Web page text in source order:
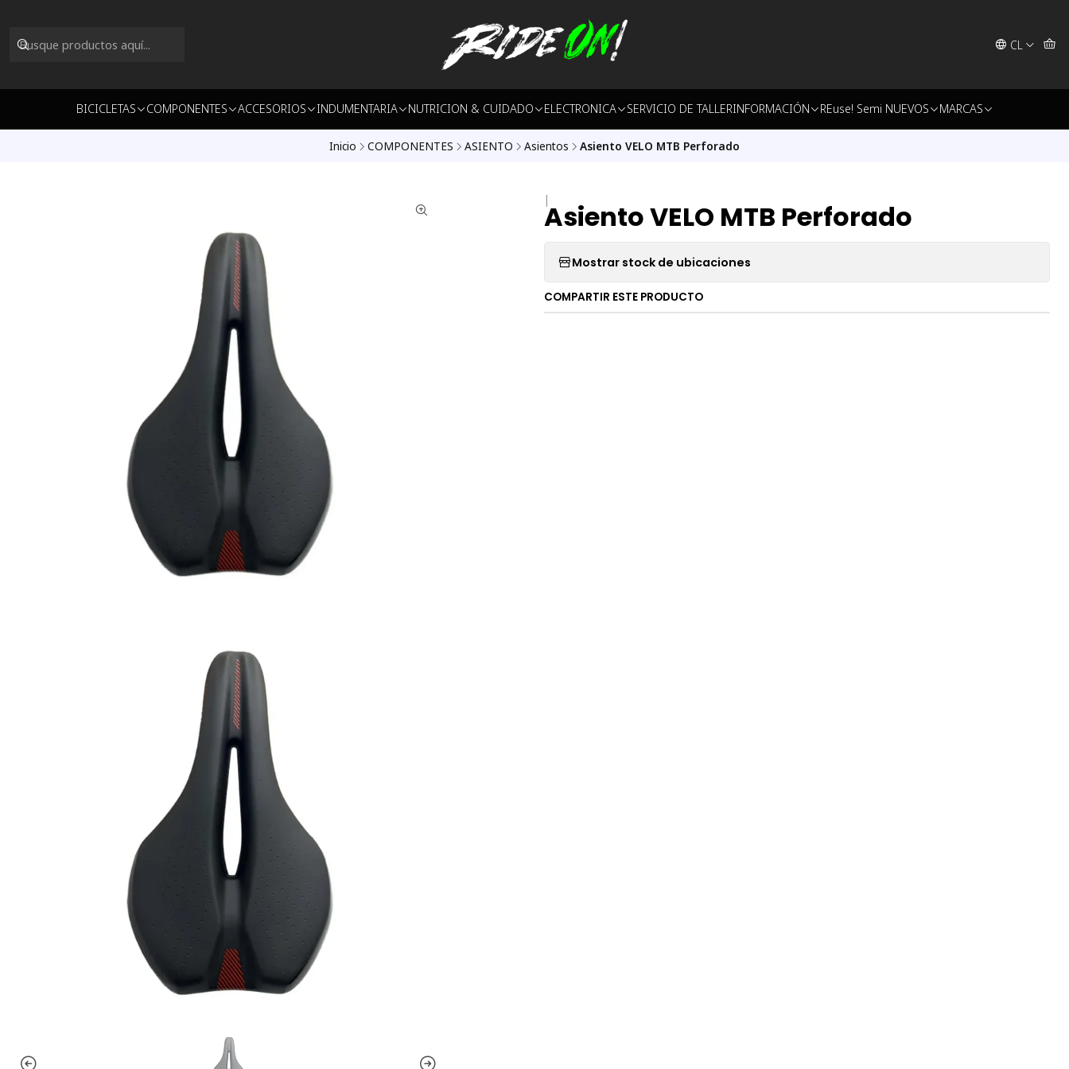
CL
BICICLETAS COMPONENTES ACCESORIOS INDUMENTARIA NUTRICION & CUIDADO ELECTRONICA SERVICIO DE TALLERINFORMACIÓN REuse! Semi NUEVOS MARCAS
Inicio COMPONENTES ASIENTO Asientos Asiento VELO MTB Perforado
|
Asiento VELO MTB Perforado
Mostrar stock de ubicaciones
COMPARTIR ESTE PRODUCTO